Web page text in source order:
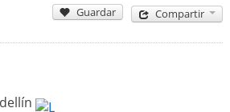
Guardar Compartir